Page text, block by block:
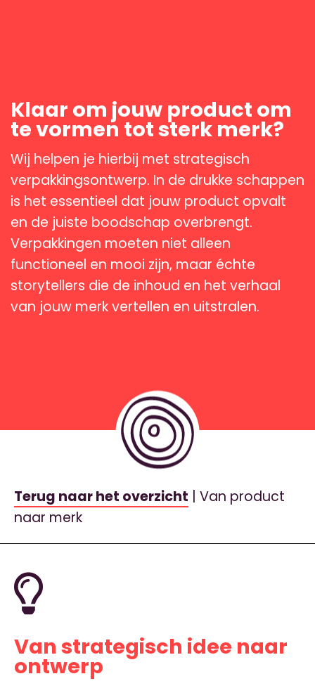
Klaar om jouw product om
te vormen tot sterk merk?
Wij helpen je hierbij met strategisch
verpakkingsontwerp. In de drukke schappen
is het essentieel dat jouw product opvalt
en de juiste boodschap overbrengt.
Verpakkingen moeten niet alleen
functioneel en mooi zijn, maar échte
storytellers die de inhoud en het verhaal
van jouw merk vertellen en uitstralen.
Terug naar het overzicht | Van product
naar merk
Van strategisch idee naar
ontwerp